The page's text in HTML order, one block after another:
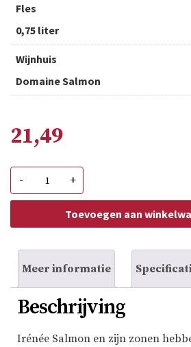
Fles
0,75 liter
Wijnhuis
Domaine Salmon
21,49
-
Salmon
Sancerre
+
Toevoegen aan
Meer informatie
Beschrijving
Irénée Salmon en zijn zonen